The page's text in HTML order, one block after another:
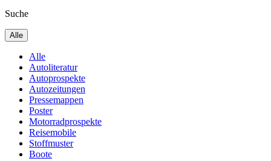
Suche
Alle
Alle
Autoliteratur
Autoprospekte
Autozeitungen
Pressemappen
Poster
Motorradprospekte
Reisemobile
Stoffmuster
Boote